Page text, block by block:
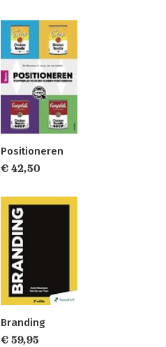
Positioneren
€ 42,50
Branding
€ 59,95